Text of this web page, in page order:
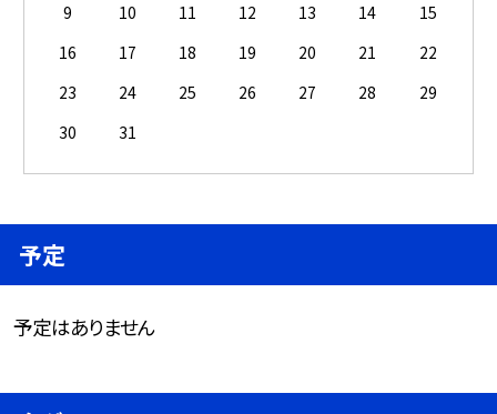
9
10 11 12 13 14
15
16
17 18 19 20 21
22
23
24 25 26 27 28
29
30
31
予定
予定はありません